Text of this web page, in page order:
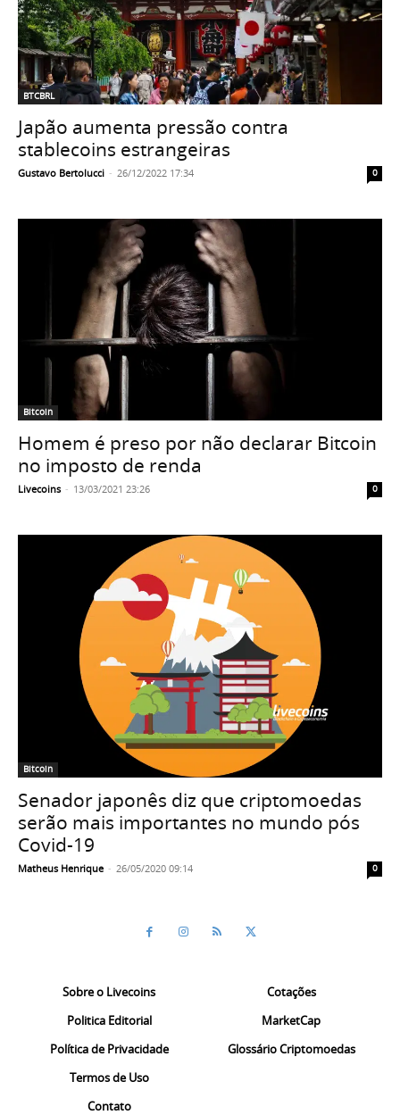
BTCBRL
Japão aumenta pressão contra
stablecoins estrangeiras
Gustavo Bertolucci - 26/12/2022 17:34 0
Bitcoin
Homem é preso por não declarar Bitcoin
no imposto de renda
Livecoins - 13/03/2021 23:26 0
Bitcoin
Senador japonês diz que criptomoedas
serão mais importantes no mundo pós
Covid-19
Matheus Henrique - 26/05/2020 09:14 0
Sobre o Livecoins
Politica Editorial
Política de Privacidade
Termos de Uso
Contato
Cotações
MarketCap
Glossário Criptomoedas